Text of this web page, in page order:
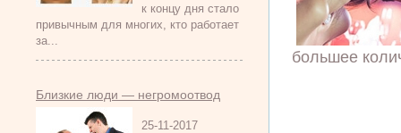
к концу дня стало
привычным для многих, кто работает
за...
Близкие люди — негромоотвод
25-11-2017
большее